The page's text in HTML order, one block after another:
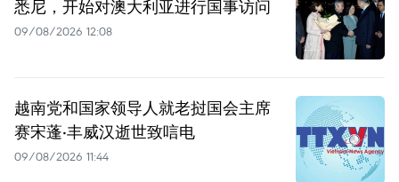
悉尼，开始对澳大利亚进行国事访问
09/08/2026 12:08
越南党和国家领导人就老挝国会主席
赛宋蓬·丰威汉逝世致唁电
09/08/2026 11:44